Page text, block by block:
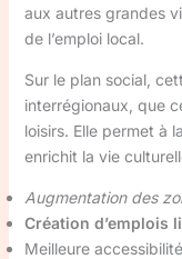
aux autres grandes
de l’emploi local.
Sur le plan social,
interrégionaux, que
loisirs. Elle permet à
enrichit la vie
Augmentation des
Création d’emplois
Meilleure